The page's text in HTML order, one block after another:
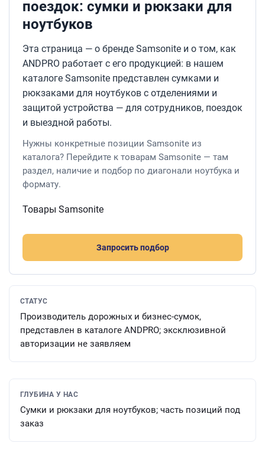
поездок: сумки и рюкзаки для
ноутбуков
Эта страница — о бренде Samsonite и о том, как
ANDPRO работает с его продукцией: в нашем
каталоге Samsonite представлен сумками и
рюкзаками для ноутбуков с отделениями и
защитой устройства — для сотрудников, поездок
и выездной работы.
Нужны конкретные позиции Samsonite из
каталога? Перейдите к товарам Samsonite — там
раздел, наличие и подбор по диагонали ноутбука и
формату.
Товары Samsonite
Запросить подбор
СТАТУС
Производитель дорожных и бизнес-сумок,
представлен в каталоге ANDPRO; эксклюзивной
авторизации не заявляем
ГЛУБИНА У НАС
Сумки и рюкзаки для ноутбуков; часть позиций под
заказ